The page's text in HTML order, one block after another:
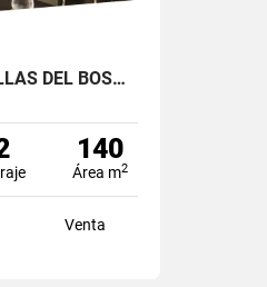
VENTA DE CASA EN URB. VILLAS DEL BOSQUE, VÍA A LA COSTA
140
Área m2
Venta